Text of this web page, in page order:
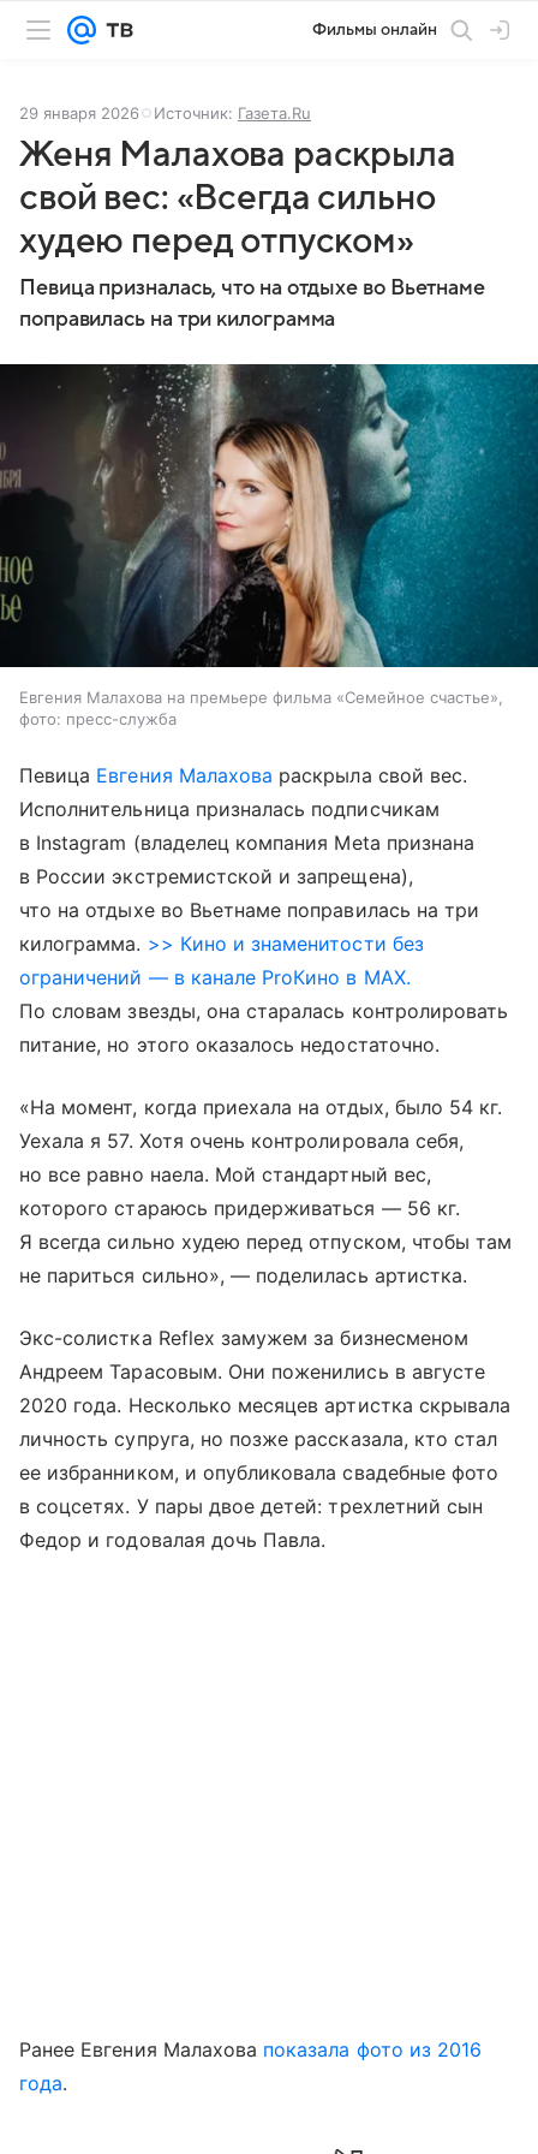
Фильмы онлайн
29 января 2026 Источник: Газета.Ru
Женя Малахова раскрыла
свой вес: «Всегда сильно
худею перед отпуском»
Певица призналась, что на отдыхе во Вьетнаме
поправилась на три килограмма
Евгения Малахова на премьере фильма «Семейное счастье»,
фото: пресс-служба
Певица Евгения Малахова раскрыла свой вес.
Исполнительница призналась подписчикам
в Instagram (владелец компания Meta признана
в России экстремистской и запрещена),
что на отдыхе во Вьетнаме поправилась на три
килограмма. >> Кино и знаменитости без
ограничений — в канале ProКино в MAX.
По словам звезды, она старалась контролировать
питание, но этого оказалось недостаточно.
«На момент, когда приехала на отдых, было 54 кг.
Уехала я 57. Хотя очень контролировала себя,
но все равно наела. Мой стандартный вес,
которого стараюсь придерживаться — 56 кг.
Я всегда сильно худею перед отпуском, чтобы там
не париться сильно», — поделилась артистка.
Экс-солистка Reflex замужем за бизнесменом
Андреем Тарасовым. Они поженились в августе
2020 года. Несколько месяцев артистка скрывала
личность супруга, но позже рассказала, кто стал
ее избранником, и опубликовала свадебные фото
в соцсетях. У пары двое детей: трехлетний сын
Федор и годовалая дочь Павла.
Ранее Евгения Малахова показала фото из 2016
года.